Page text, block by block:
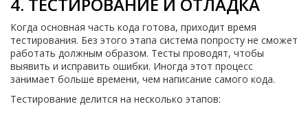
4. ТЕСТИРОВАНИЕ И ОТЛАДКА
Когда основная часть кода готова, приходит время
тестирования. Без этого этапа система попросту не сможет
работать должным образом. Тесты проводят, чтобы
выявить и исправить ошибки. Иногда этот процесс
занимает больше времени, чем написание самого кода.
Тестирование делится на несколько этапов: